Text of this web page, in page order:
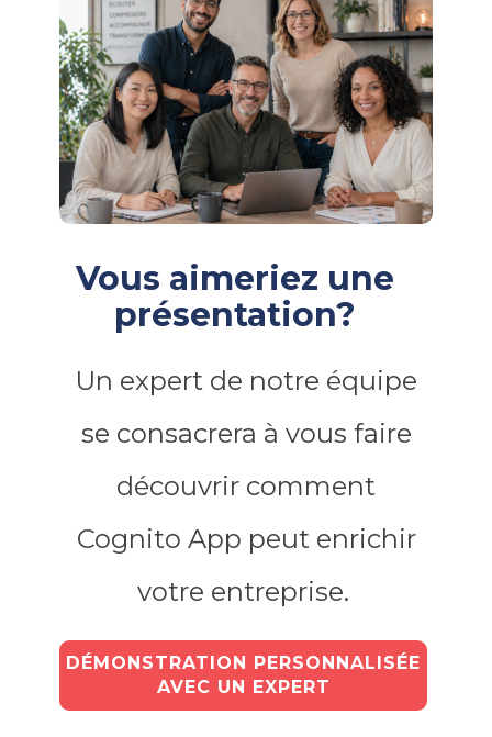
Vous aimeriez une
présentation?
Un expert de notre équipe
se consacrera à vous faire
découvrir comment
Cognito App peut enrichir
votre entreprise.
DÉMONSTRATION PERSONNALISÉE
AVEC UN EXPERT